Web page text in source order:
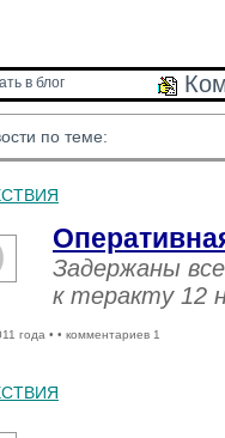
в блог
по теме:
Задержаны
к теракту 12
года • • комментариев 1